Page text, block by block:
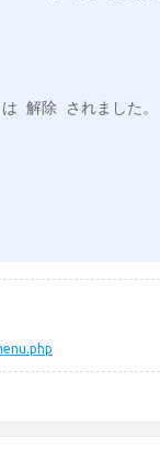
解除 されました。